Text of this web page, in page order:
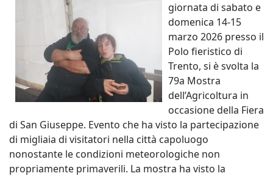
giornata di sabato e
domenica 14-15
marzo 2026 presso il
Polo fieristico di
Trento, si è svolta la
79a Mostra
dell’Agricoltura in
occasione della Fiera
di San Giuseppe. Evento che ha visto la partecipazione
di migliaia di visitatori nella città capoluogo
nonostante le condizioni meteorologiche non
propriamente primaverili. La mostra ha visto la